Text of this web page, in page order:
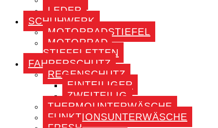
LEDER
SCHUHWERK
MOTORRADSTIEFEL
MOTORRAD-
STIEFELETTEN
FAHRERSCHUTZ
REGENSCHUTZ
EINTEILIGER
ZWEITEILIG
THERMOUNTERWÄSCHE
FUNKTIONSUNTERWÄSCHE